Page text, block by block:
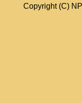
Copyright (C)